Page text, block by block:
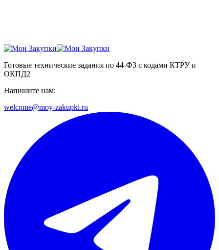
Готовые технические задания по 44-ФЗ с кодами КТРУ и
ОКПД2
Напишите нам:
welcome@moy-zakupki.ru